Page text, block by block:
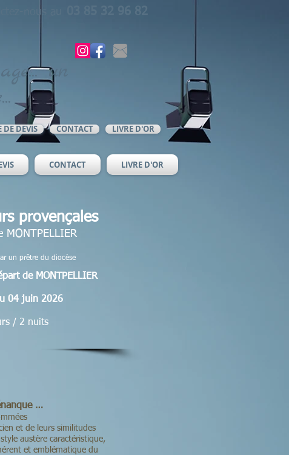
nous au
un
DEVIS CONTACT LIVRE D'OR
CONTACT LIVRE D'OR
provençales​
MONTPELLIER
un prêtre du diocèse
de MONTPELLIER
04 juin 2026
/ 2 nuits
…
et de leurs similitudes
austère caractéristique,
et emblématique du